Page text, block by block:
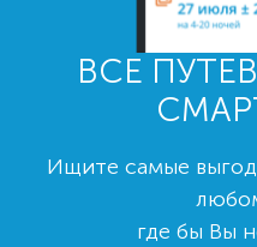
ВСЕ
Ищите самые
где бы Вы